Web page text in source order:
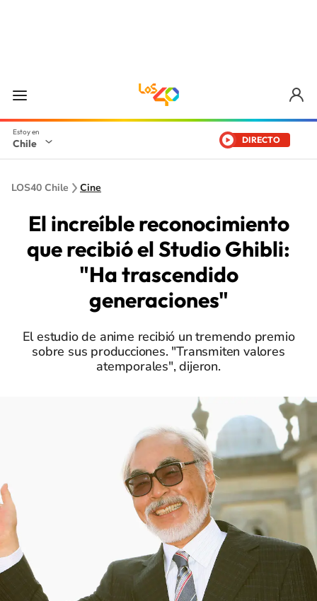
Chile DIRECTO
LOS40 Chile Cine
El increíble reconocimiento
que recibió el Studio Ghibli:
"Ha trascendido
generaciones"
El estudio de anime recibió un tremendo premio
sobre sus producciones. "Transmiten valores
atemporales", dijeron.